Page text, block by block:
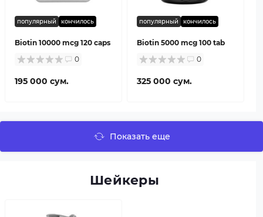
популярный кончилось
Biotin 10000 mcg 120 caps
0
195 000 сум.
популярный кончилось
Biotin 5000 mcg 100 tab
0
325 000 сум.
Показать еще
Шейкеры